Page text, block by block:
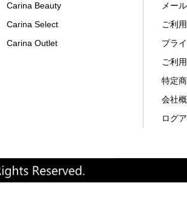
Carina Beauty
Carina Select
Carina Outlet
メー
ご利
プラ
ご利
特定
会社
ログ